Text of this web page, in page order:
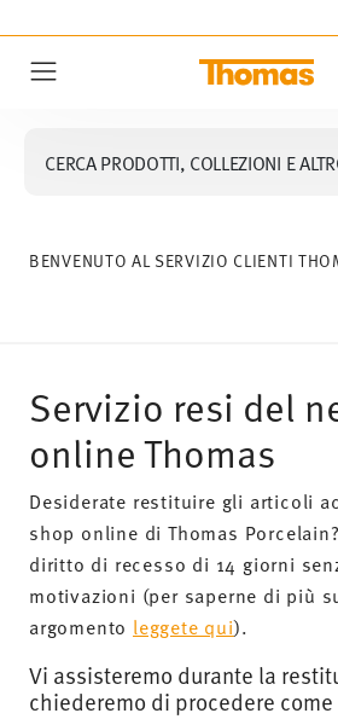
5% di
CERCA PRODOTTI, COLLEZIONI E
BENVENUTO AL SERVIZIO CLIENTI
Servizio resi del
online Thomas
Desiderate restituire gli articoli
shop online di Thomas
diritto di recesso di 14 giorni
motivazioni (per saperne di più
argomento leggete qui).
Vi assisteremo durante la
chiederemo di procedere